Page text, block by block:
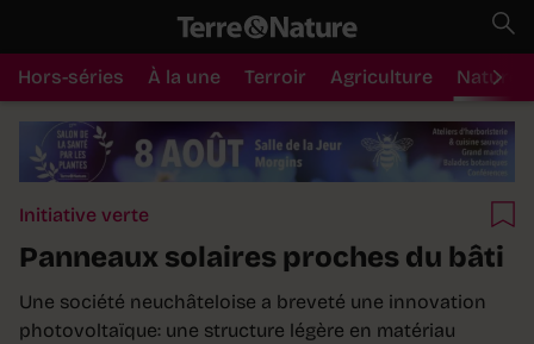
Hors-séries À la une Terroir Agriculture Nature
Initiative verte
Panneaux solaires proches du bâti
Une société neuchâteloise a breveté une innovation
photovoltaïque: une structure légère en matériau